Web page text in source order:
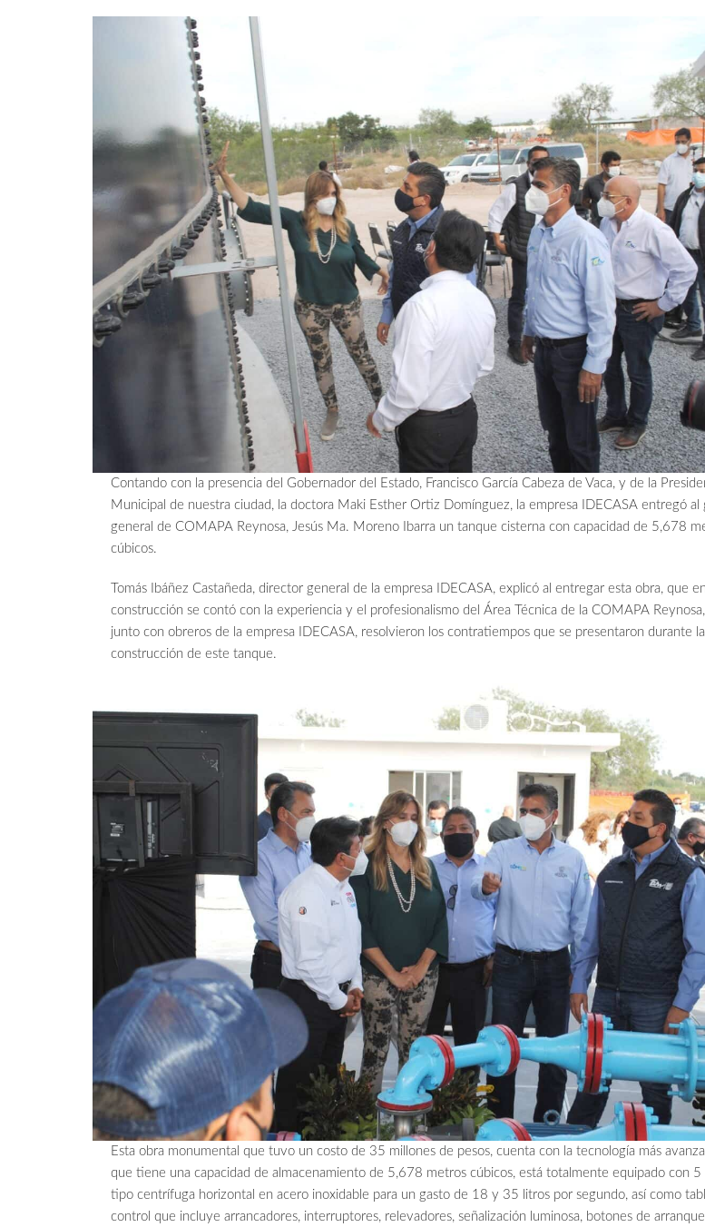
Contando con la presencia del Gobernador del Estado, Francisco García Cabeza de Vaca, y de la
Municipal de nuestra ciudad, la doctora Maki Esther Ortiz Domínguez, la empresa IDECASA entregó al
general de COMAPA Reynosa, Jesús Ma. Moreno Ibarra un tanque cisterna con capacidad de 5,678
cúbicos.
Tomás Ibáñez Castañeda, director general de la empresa IDECASA, explicó al entregar esta obra, que
construcción se contó con la experiencia y el profesionalismo del Área Técnica de la COMAPA
junto con obreros de la empresa IDECASA, resolvieron los contratiempos que se presentaron durante la
construcción de este tanque.
Esta obra monumental que tuvo un costo de 35 millones de pesos, cuenta con la tecnología más
que tiene una capacidad de almacenamiento de 5,678 metros cúbicos, está totalmente equipado con 5
tipo centrífuga horizontal en acero inoxidable para un gasto de 18 y 35 litros por segundo, así como
control que incluye arrancadores, interruptores, relevadores, señalización luminosa, botones de